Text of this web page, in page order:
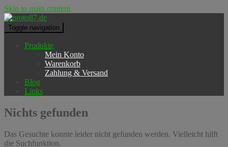
Skip to main content
Toggle navigation
Produkte
Mein Konto
Warenkorb
Zahlung & Versand
Blog
Links
Nichts gefunden
Das Gesuchte konnte leider nicht gefunden werden. Vielleicht hilft
die Suchfunktion.